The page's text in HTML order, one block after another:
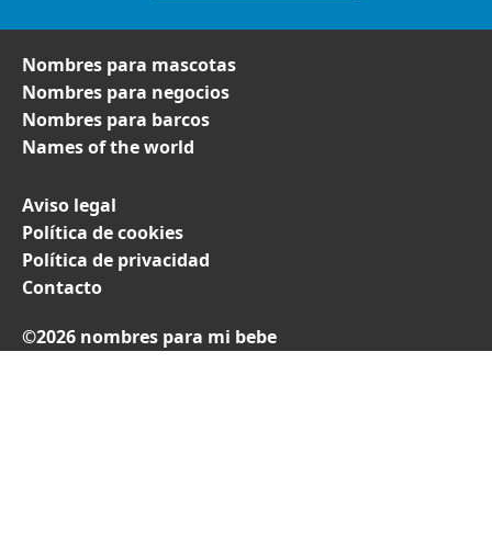
Nombres para mascotas
Nombres para negocios
Nombres para barcos
Names of the world
Aviso legal
Política de cookies
Política de privacidad
Contacto
©2026 nombres para mi bebe